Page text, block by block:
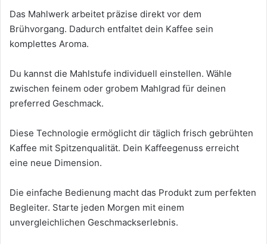
Das Mahlwerk arbeitet präzise direkt vor dem
Brühvorgang. Dadurch entfaltet dein Kaffee sein
komplettes Aroma.
Du kannst die Mahlstufe individuell einstellen. Wähle
zwischen feinem oder grobem Mahlgrad für deinen
preferred Geschmack.
Diese Technologie ermöglicht dir täglich frisch gebrühten
Kaffee mit Spitzenqualität. Dein Kaffeegenuss erreicht
eine neue Dimension.
Die einfache Bedienung macht das Produkt zum perfekten
Begleiter. Starte jeden Morgen mit einem
unvergleichlichen Geschmackserlebnis.